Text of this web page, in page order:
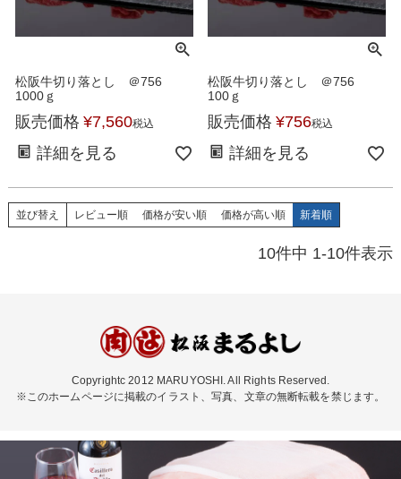
松阪牛切り落とし ＠756
1000ｇ
販売価格 ¥7,560税込
詳細を見る
松阪牛切り落とし ＠756
100ｇ
販売価格 ¥756税込
詳細を見る
並び替え レビュー順 価格が安い順 価格が高い順 新着順
10件中 1-10件表示
Copyrightc 2012 MARUYOSHI. All Rights Reserved.
※このホームページに掲載のイラスト、写真、文章の無断転載を禁じます。